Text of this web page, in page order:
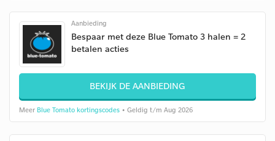
Aanbieding
Bespaar met deze Blue Tomato 3 halen = 2
betalen acties
BEKIJK DE AANBIEDING
Meer Blue Tomato kortingscodes • Geldig t/m Aug 2026